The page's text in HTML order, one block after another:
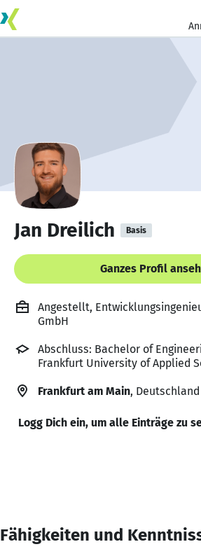
Jan Dreilich Basis
Ganzes Profil
Angestellt,
GmbH
Abschluss: Bachelor of
Frankfurt University of Applied
Frankfurt am Main, Deutschland
Logg Dich ein, um alle Einträge zu
Fähigkeiten und